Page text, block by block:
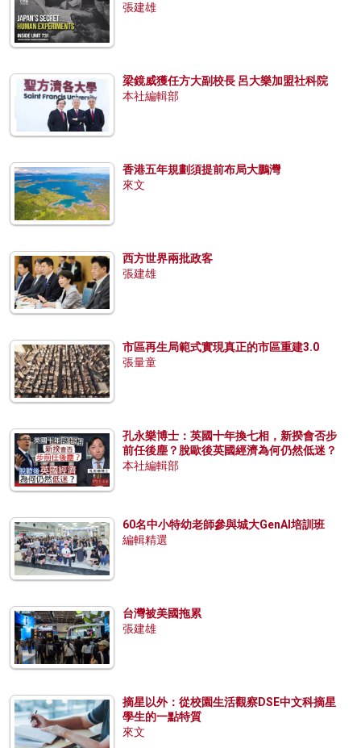
張建雄
梁鏡威獲任方大副校長 呂大樂加盟社科院
本社編輯部
香港五年規劃須提前布局大鵬灣
來文
西方世界兩批政客
張建雄
市區再生局範式實現真正的市區重建3.0
張量童
孔永樂博士：英國十年換七相，新揆會否步
前任後塵？脫歐後英國經濟為何仍然低迷？
本社編輯部
60名中小特幼老師參與城大GenAI培訓班
編輯精選
台灣被美國拖累
張建雄
摘星以外：從校園生活觀察DSE中文科摘星
學生的一點特質
來文